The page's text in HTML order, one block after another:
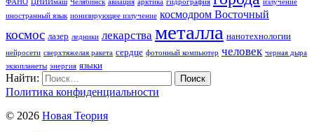
иностранный язык ионизирующее излучение космодром Восточный
космос лазер ледники лекарства металла нанотехнологии
нейросети сверхтяжелая ракета сердце фотонный компьютер человек черная дыра
экзопланеты энергия языки
Найти:
Политика конфиденциальности
© 2026 Новая Теория